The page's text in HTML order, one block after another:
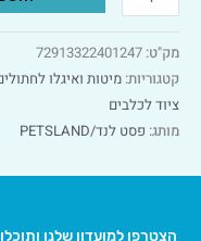
מק"ט:72913322401247
קטגוריות:מיטות ואיגלו לחתולים
ציוד לכלבים
מותג:פסט לנד/PETSLAND
הצטרפו למועדון שלנו